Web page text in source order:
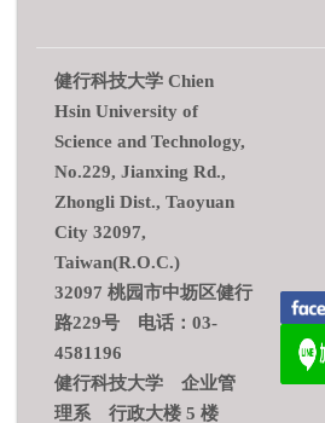
健行科技大学 Chien
Hsin University of
Science and Technology,
No.229, Jianxing Rd.,
Zhongli Dist., Taoyuan
City 32097,
Taiwan(R.O.C.)
32097 桃园市中坜区健行
路229号 电话：03-
4581196
健行科技大学 企业管
理系 行政大楼 5 楼